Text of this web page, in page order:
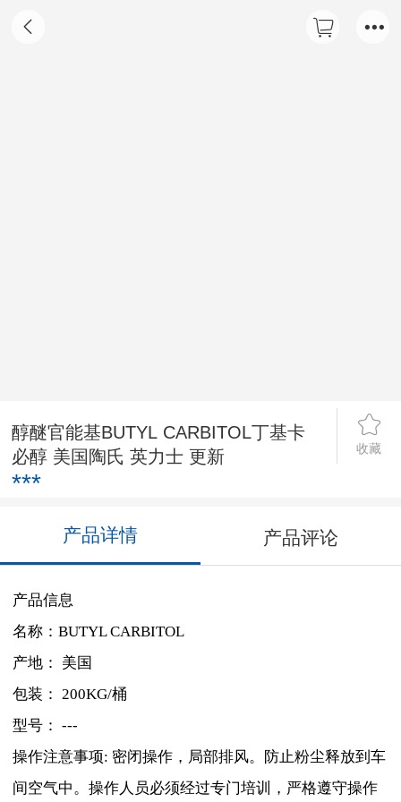
醇醚官能基BUTYL CARBITOL丁基卡
必醇 美国陶氏 英力士 更新
收藏
***
产品详情 产品评论
产品信息
名称：BUTYL CARBITOL
产地： 美国
包装： 200KG/桶
型号： ---
操作注意事项: 密闭操作，局部排风。防止粉尘释放到车
间空气中。操作人员必须经过专门培训，严格遵守操作